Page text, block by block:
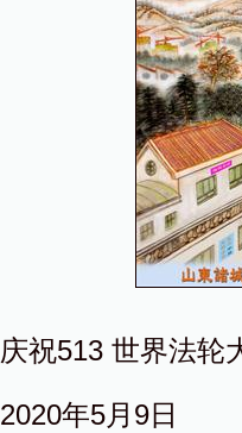
庆祝513 世界法轮
2020年5月9日